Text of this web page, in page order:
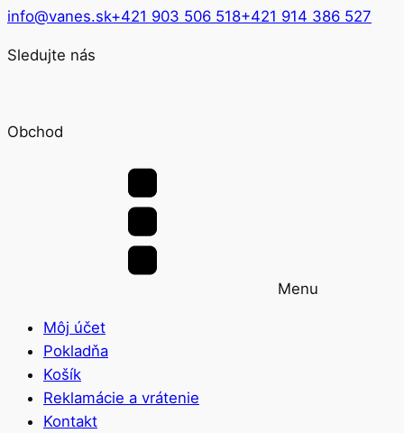
info@vanes.sk+421 903 506 518+421 914 386 527
Sledujte nás
Obchod
Menu
Môj účet
Pokladňa
Košík
Reklamácie a vrátenie
Kontakt